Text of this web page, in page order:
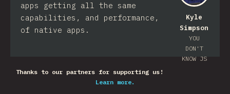
Kyle
Simpson
YOU
DON'T
KNOW JS
apps getting all the same
capabilities, and performance,
of native apps.
Thanks to our partners for supporting us!
Learn more.